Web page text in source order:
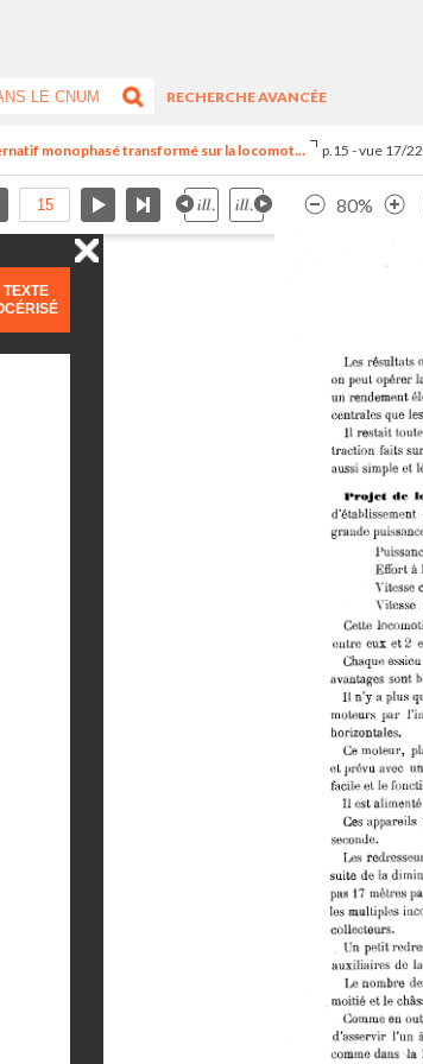
RECHERCHE AVANCÉE
monophasé transformé sur la locomot... p.15 - vue 17/22
80%
TEXTE